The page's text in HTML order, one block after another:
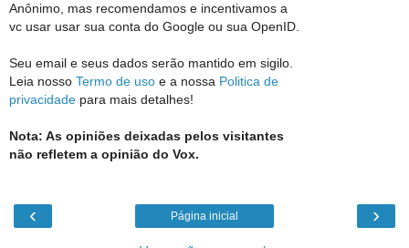
Anônimo, mas recomendamos e incentivamos a
vc usar usar sua conta do Google ou sua OpenID.
Seu email e seus dados serão mantido em sigilo.
Leia nosso Termo de uso e a nossa Politica de
privacidade para mais detalhes!
Nota: As opiniões deixadas pelos visitantes
não refletem a opinião do Vox.
‹ ›
Página inicial